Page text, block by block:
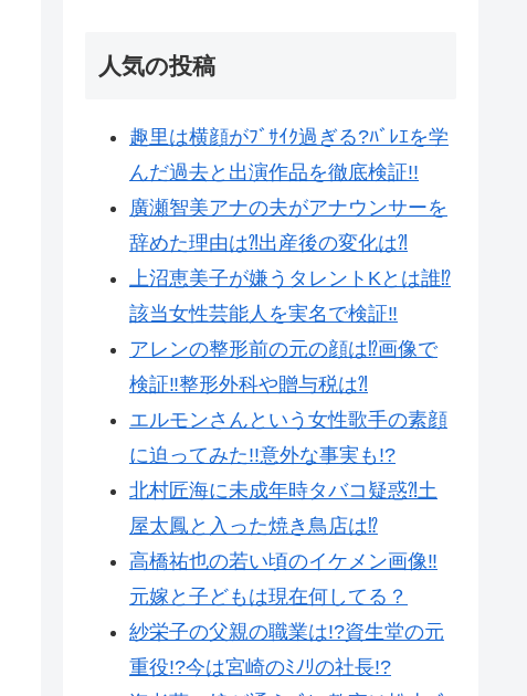
人気の投稿
趣里は横顔がﾌﾞｻｲｸ過ぎる?ﾊﾞﾚｴを学
んだ過去と出演作品を徹底検証!!
廣瀬智美アナの夫がアナウンサーを
辞めた理由は⁈出産後の変化は⁈
上沼恵美子が嫌うタレントKとは誰⁉︎
該当女性芸能人を実名で検証‼︎
アレンの整形前の元の顔は⁉︎画像で
検証‼︎整形外科や贈与税は⁈
エルモンさんという女性歌手の素顔
に迫ってみた!!意外な事実も!?
北村匠海に未成年時タバコ疑惑⁈土
屋太鳳と入った焼き鳥店は⁉︎
高橋祐也の若い頃のイケメン画像‼︎
元嫁と子どもは現在何してる？
紗栄子の父親の職業は!?資生堂の元
重役!?今は宮崎のﾐﾉﾘの社長!?